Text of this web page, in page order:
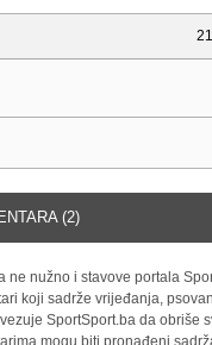
(2)
nužno i stavove portala
koji sadrže vrijeđanja,
SportSport.ba da obriše
mogu biti pronađeni